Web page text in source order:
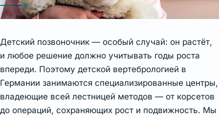
Детский позвоночник — особый случай: он растёт,
и любое решение должно учитывать годы роста
впереди. Поэтому детской вертебрологией в
Германии занимаются специализированные центры,
владеющие всей лестницей методов — от корсетов
до операций, сохраняющих рост и подвижность. Мы